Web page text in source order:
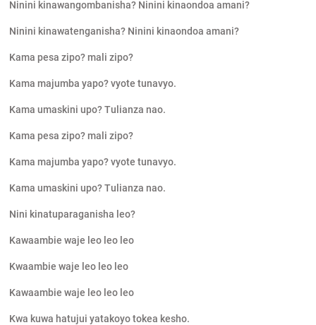
Ninini kinawangombanisha? Ninini kinaondoa amani?
Ninini kinawatenganisha? Ninini kinaondoa amani?
Kama pesa zipo? mali zipo?
Kama majumba yapo? vyote tunavyo.
Kama umaskini upo? Tulianza nao.
Kama pesa zipo? mali zipo?
Kama majumba yapo? vyote tunavyo.
Kama umaskini upo? Tulianza nao.
Nini kinatuparaganisha leo?
Kawaambie waje leo leo leo
Kwaambie waje leo leo leo
Kawaambie waje leo leo leo
Kwa kuwa hatujui yatakoyo tokea kesho.